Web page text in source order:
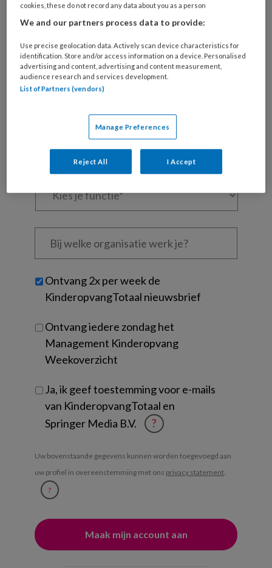
Al een account of abonnement?Log dan in
Wat
is
wachtwoord* *
Kies
je
Bij
welke
je?
Untitled
Ontvang 2x per week de
KinderopvangTotaal nieuwsbrief
Ontvang iedere zondag het
Management Kinderopvang
Weekoverzicht
Ja, ik geef toestemming voor e-mails
van KinderopvangTotaal en
Springer Media B.V.
?
Uw bovenstaande gegevens kunnen worden toegevoegd aan
uw profiel in overeenstemming met ons privacy statement.
?
cookies, these do not record any data about you as a person
We and our partners process data to provide:
Use precise geolocation data. Actively scan device characteristics for
identification. Store and/or access information on a device. Personalised
advertising and content, advertising and content measurement,
audience research and services development.
List of Partners (vendors)
Manage Preferences
Reject All I Accept